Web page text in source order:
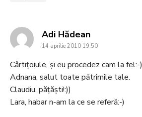
Adi Hădeansays:
14 aprilie 2010 19:50
Cârtițoiule, și eu procedez cam la fel:-)
Adnana, salut toate pătrimile tale.
Claudiu, pățăști!:))
Lara, habar n-am la ce se referă:-)